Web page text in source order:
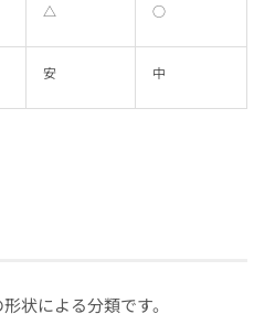
△ ○
安 中
状による分類です。